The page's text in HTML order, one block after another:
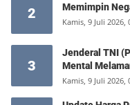
2 Memimpin
Kamis, 9 Juli 2026,
3
Jenderal TNI
Mental
Kamis, 9 Juli 2026,